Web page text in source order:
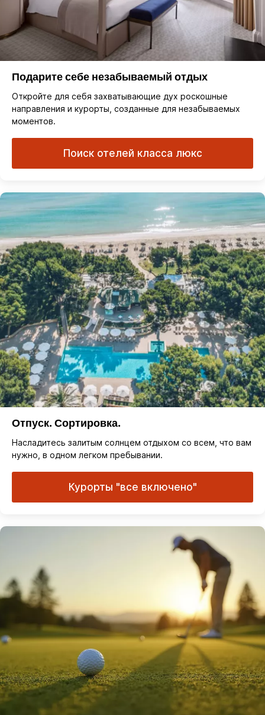
Подарите себе незабываемый отдых
Откройте для себя захватывающие дух роскошные
направления и курорты, созданные для незабываемых
моментов.
Поиск отелей класса люкс
Отпуск. Сортировка.
Насладитесь залитым солнцем отдыхом со всем, что вам
нужно, в одном легком пребывании.
Курорты "все включено"